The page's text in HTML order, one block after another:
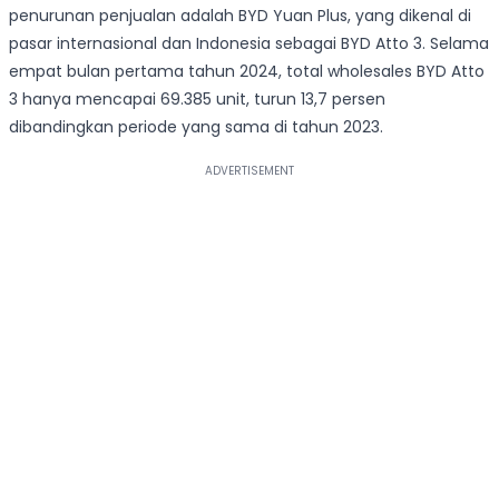
penurunan penjualan adalah BYD Yuan Plus, yang dikenal di
pasar internasional dan Indonesia sebagai BYD Atto 3. Selama
empat bulan pertama tahun 2024, total wholesales BYD Atto
3 hanya mencapai 69.385 unit, turun 13,7 persen
dibandingkan periode yang sama di tahun 2023.